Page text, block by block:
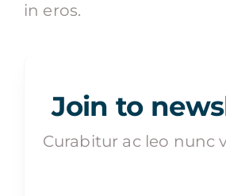
in eros.
Join to
Curabitur ac leo nunc